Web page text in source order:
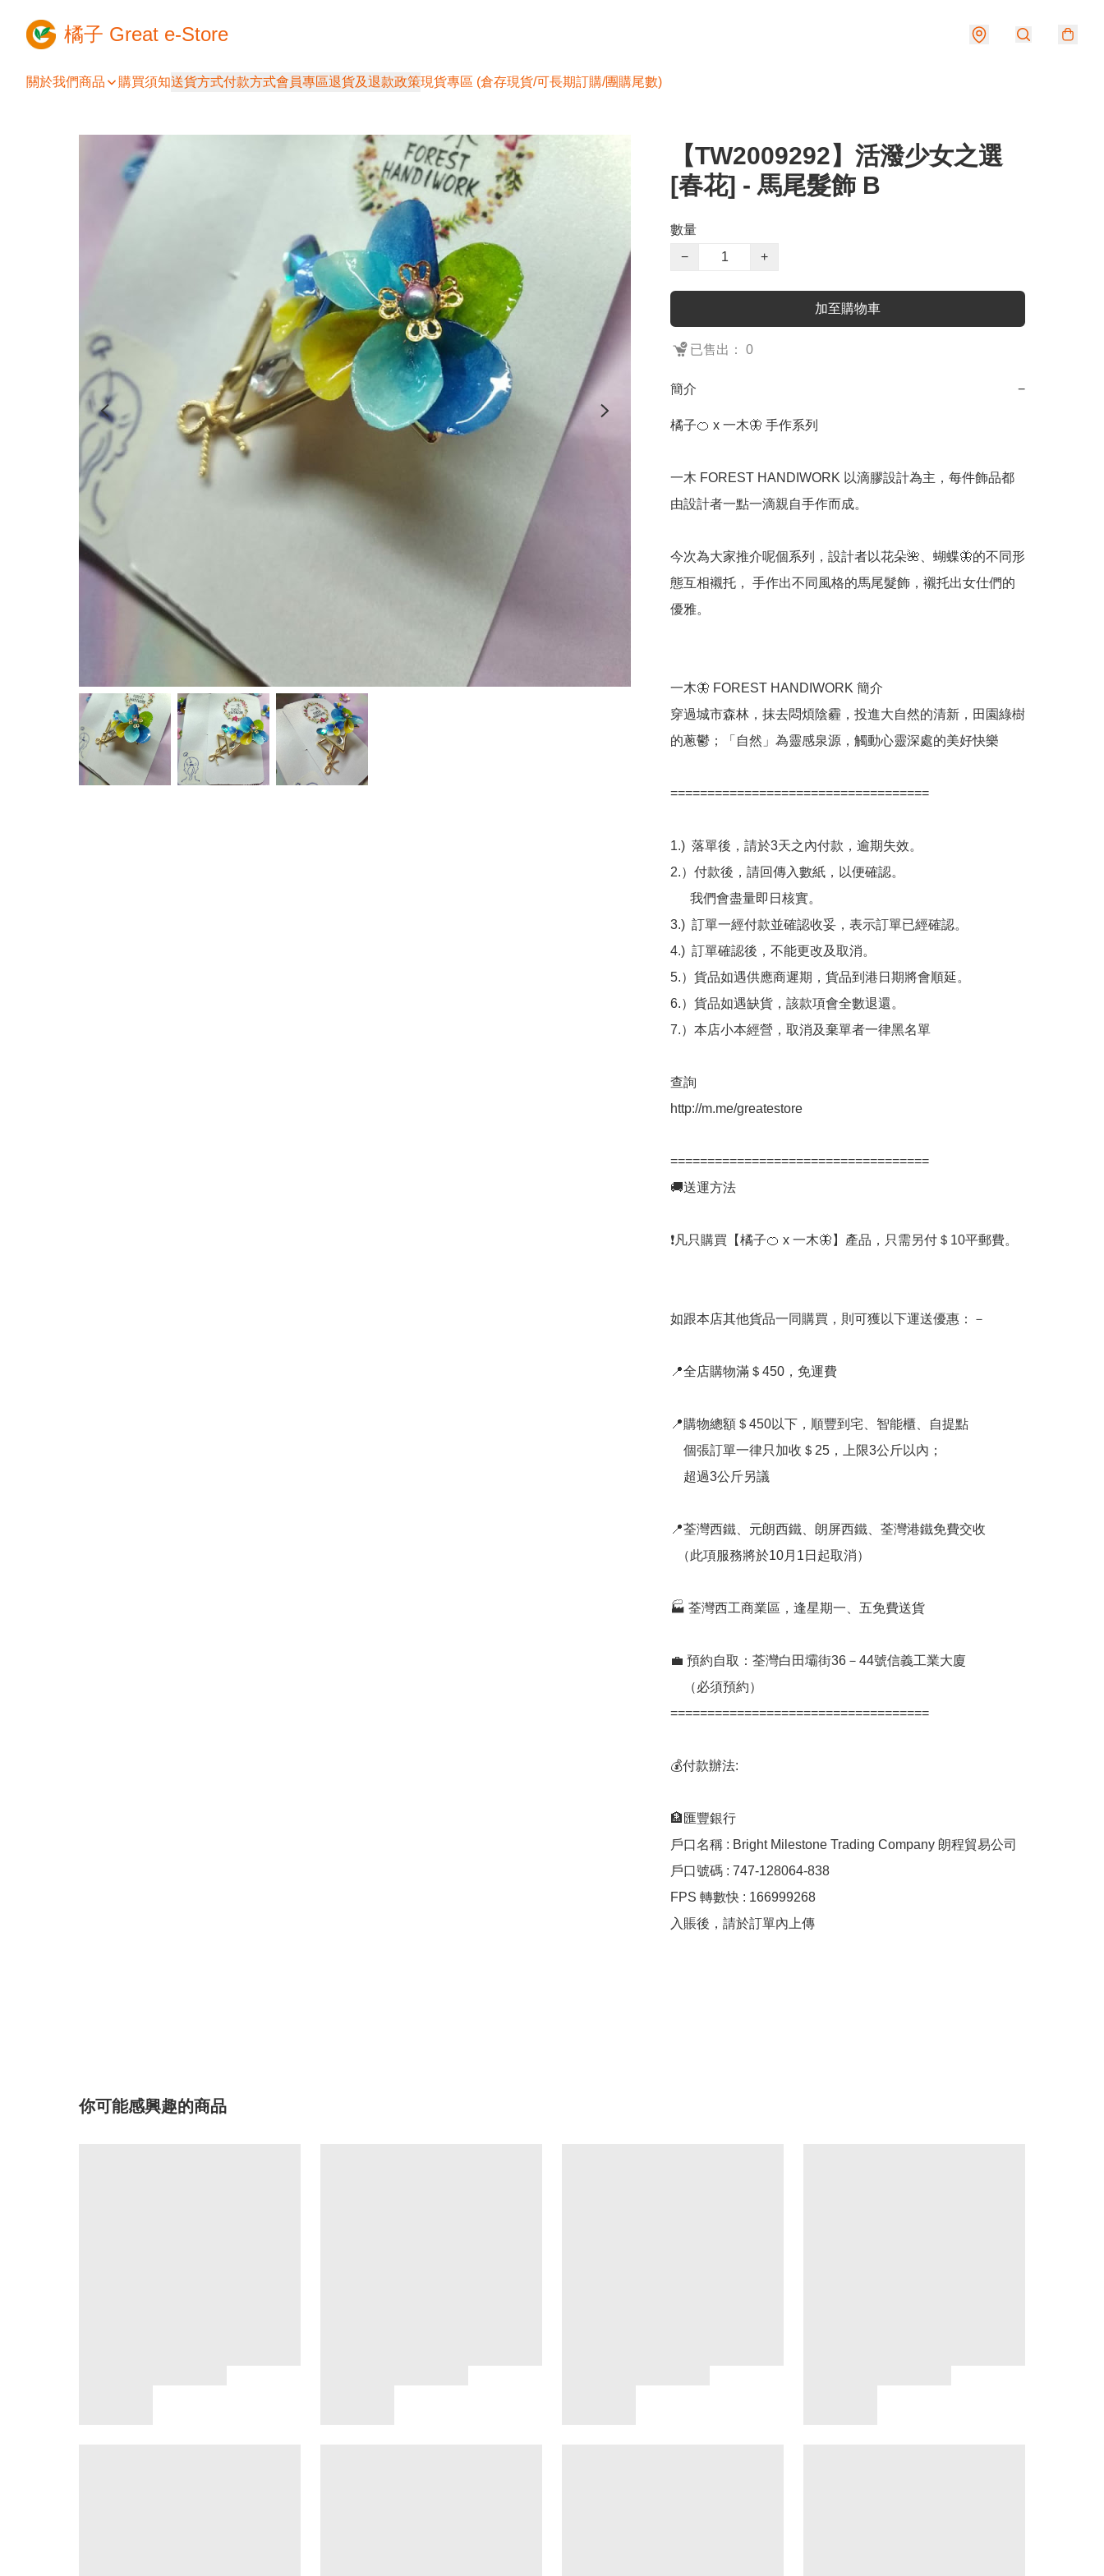
橘子 Great e-Store
關於我們商品 購買須知送貨方式付款方式會員專區退貨及退款政策現貨專區 (倉存現貨/可長期訂購/團購尾數)
【TW2009292】活潑少女之選
[春花] - 馬尾髮飾 B
數量
−
+
加至購物車
已售出： 0
簡介 −
橘子🍊 x 一木🦋 手作系列
一木 FOREST HANDIWORK 以滴膠設計為主，每件飾品都
由設計者一點一滴親自手作而成。
今次為大家推介呢個系列，設計者以花朵🌺、蝴蝶🦋的不同形
態互相襯托， 手作出不同風格的馬尾髮飾，襯托出女仕們的
優雅。
一木🦋 FOREST HANDIWORK 簡介
穿過城市森林，抹去悶煩陰霾，投進大自然的清新，田園綠樹
的蔥鬱；「自然」為靈感泉源，觸動心靈深處的美好快樂
===================================
1.)  落單後，請於3天之內付款，逾期失效。
2.）付款後，請回傳入數紙，以便確認。
3.)  訂單一經付款並確認收妥，表示訂單已經確認。
4.)  訂單確認後，不能更改及取消。
5.）貨品如遇供應商遲期，貨品到港日期將會順延。
6.）貨品如遇缺貨，該款項會全數退還。
7.）本店小本經營，取消及棄單者一律黑名單
查詢
http://m.me/greatestore
===================================
🚚送運方法
❗凡只購買【橘子🍊 x 一木🦋】產品，只需另付＄10平郵費。
如跟本店其他貨品一同購買，則可獲以下運送優惠：－
📍全店購物滿＄450，免運費
📍購物總額＄450以下，順豐到宅、智能櫃、自提點
📍荃灣西鐵、元朗西鐵、朗屏西鐵、荃灣港鐵免費交收
🏭 荃灣西工商業區，逢星期一、五免費送貨
💼 預約自取：荃灣白田壩街36－44號信義工業大廈
===================================
💰付款辦法:
🏦匯豐銀行
戶口名稱 : Bright Milestone Trading Company 朗程貿易公司
戶口號碼 : 747-128064-838
FPS 轉數快 : 166999268
入賬後，請於訂單內上傳
你可能感興趣的商品